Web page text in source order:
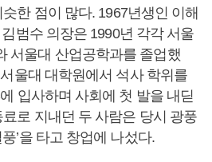
한 점이 많다. 1967년생인 이해
범수 의장은 1990년 각각 서울
서울대 산업공학과를 졸업했
울대 대학원에서 석사 학위를
입사하며 사회에 첫 발을 내딛
로 지내던 두 사람은 당시 광풍
’을 타고 창업에 나섰다.